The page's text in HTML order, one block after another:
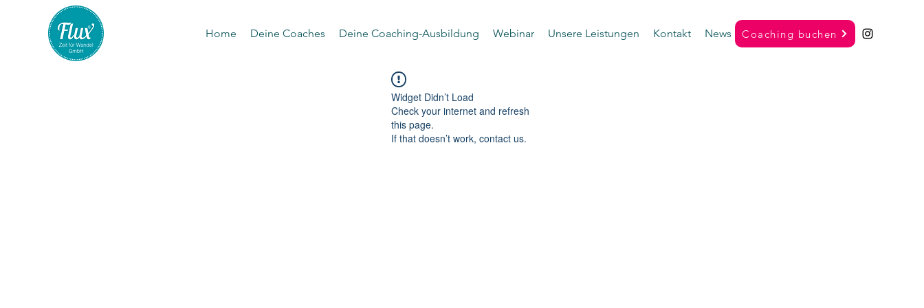
Home Deine Coaches Deine Coaching-Ausbildung Webinar Unsere Leistungen Kontakt News Coaching buchen
Widget Didn’t Load
Check your internet and refresh
this page.
If that doesn’t work, contact us.